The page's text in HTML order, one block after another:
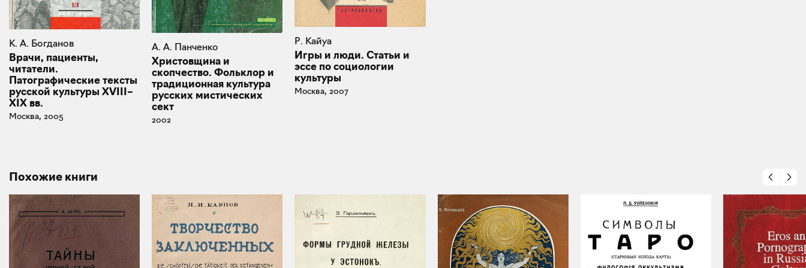
К. А. Богданов
Врачи, пациенты,
читатели.
Патографические тексты
русской культуры XVIII–
XIX вв.
Москва, 2005
А. А. Панченко
Христовщина и
скопчество. Фольклор и
традиционная культура
русских мистических
сект
2002
Р. Кайуа
Игры и люди. Статьи и
эссе по социологии
культуры
Москва, 2007
Похожие книги